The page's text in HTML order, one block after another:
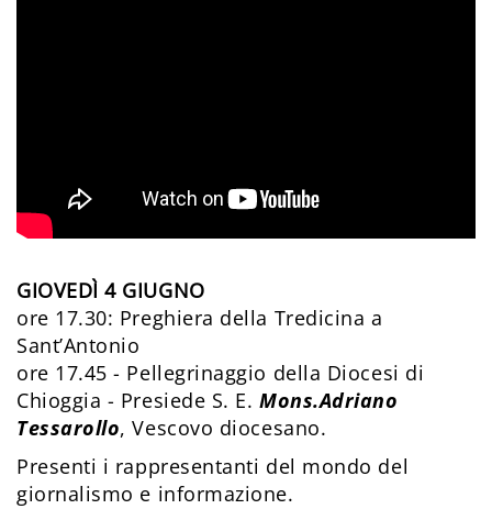
GIOVEDÌ 4 GIUGNO
ore 17.30: Preghiera della Tredicina a
Sant’Antonio
ore 17.45 - Pellegrinaggio della Diocesi di
Chioggia - Presiede S. E.Mons.Adriano
Tessarollo, Vescovo diocesano.
Presenti i rappresentanti del mondo del
giornalismo e informazione.